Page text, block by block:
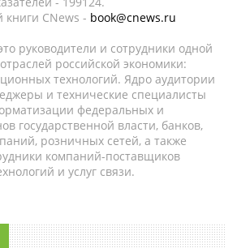
книги CNews - book@cnews.ru
руководители и сотрудники одной
российской экономики:
технологий. Ядро аудитории
и технические специалисты
федеральных и
государственной власти, банков,
розничных сетей, а также
компаний-поставщиков
и услуг связи.